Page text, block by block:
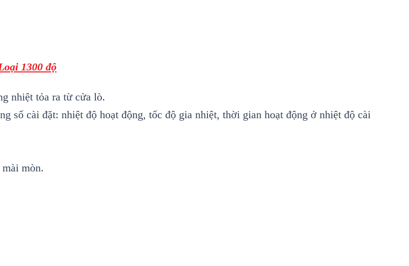
1300 độ
nhiệt tỏa ra từ cửa lò.
số cài đặt: nhiệt độ hoạt động, tốc độ gia nhiệt, thời gian hoạt động ở nhiệt độ cài
mòn.